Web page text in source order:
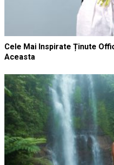
Cele Mai Inspirate Ținute
Aceasta